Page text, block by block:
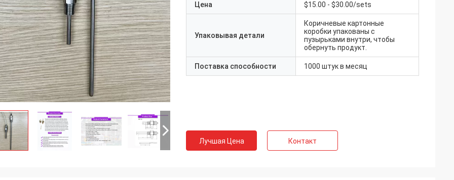
Цена $15.00 - $30.00/sets
Упаковывая детали
Коричневые картонные
коробки упакованы с
пузырьками внутри, чтобы
обернуть продукт.
Поставка способности 1000 штук в месяц
Лучшая Цена Контакт